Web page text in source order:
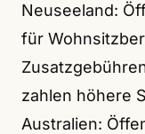
Neuseeland:
für
zahlen höhere
Australien: